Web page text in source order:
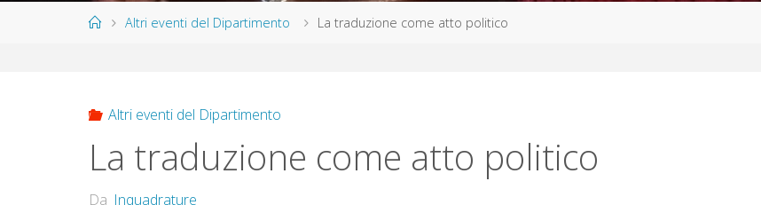
HomeAltri eventi del Dipartimento La traduzione come atto politico
Altri eventi del Dipartimento
La traduzione come atto politico
Da Inquadrature